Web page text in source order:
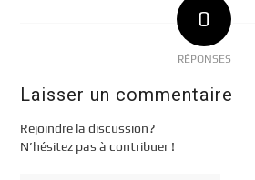
0
RÉPONSES
Laisser un commentaire
Rejoindre la discussion?
N’hésitez pas à contribuer !